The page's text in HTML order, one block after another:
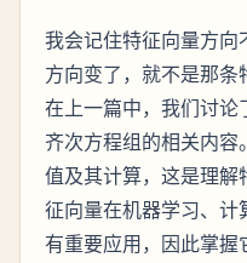
我会记住特征向量方向
方向变了，就不是那条
在上一篇中，我们讨
齐次方程组的相关内
值及其计算，这是理
征向量在机器学习、
有重要应用，因此掌